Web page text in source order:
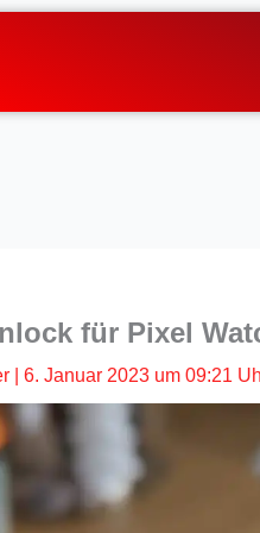
für Pixel
6. Januar 2023 um 09:21